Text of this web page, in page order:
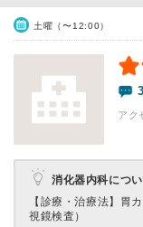
土曜（〜12:00）
アク
消化器内科につ
【診療・治療法】 胃
視鏡検査）